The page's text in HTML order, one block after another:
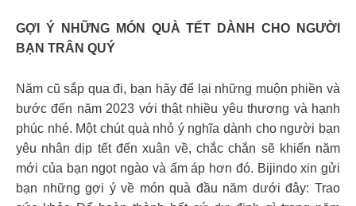
GỢI Ý NHỮNG MÓN QUÀ TẾT DÀNH CHO NGƯỜI
BẠN TRÂN QUÝ
Năm cũ sắp qua đi, bạn hãy để lại những muộn phiền và
bước đến năm 2023 với thật nhiều yêu thương và hạnh
phúc nhé. Một chút quà nhỏ ý nghĩa dành cho người bạn
yêu nhân dịp tết đến xuân về, chắc chắn sẽ khiến năm
mới của bạn ngọt ngào và ấm áp hơn đó. Bijindo xin gửi
bạn những gợi ý về món quà đầu năm dưới đây: Trao